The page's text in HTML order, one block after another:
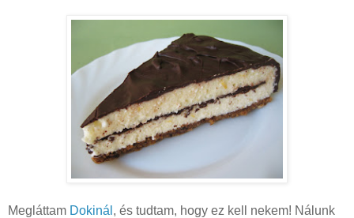
Megláttam Dokinál , és tudtam, hogy ez kell nekem! Nálunk